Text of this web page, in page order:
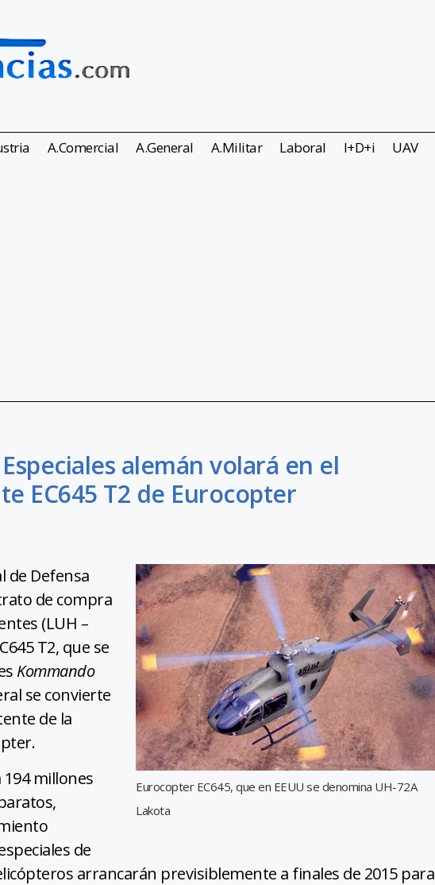
A.Comercial A.General A.Militar Laboral I+D+i UAV
alemán volará en el
EC645 T2 de Eurocopter
Eurocopter EC645, que en EEUU se denomina UH-72A
Lakota
de Defensa
de compra
(LUH –
T2, que se
Kommando
se convierte
de la
194 millones
de
arrancarán previsiblemente a finales de 2015 para